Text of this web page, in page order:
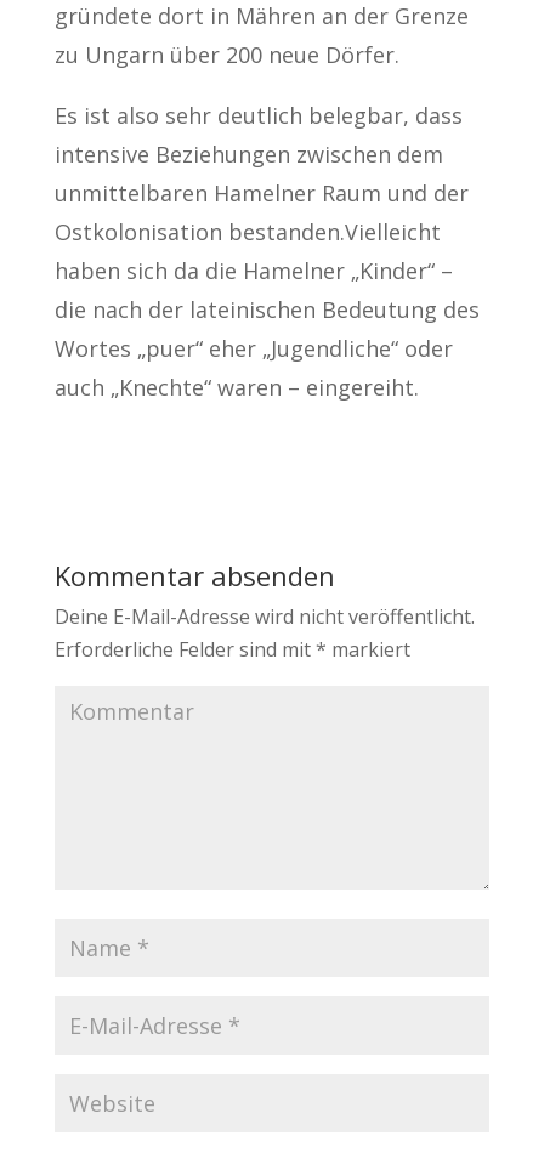
gründete dort in Mähren an der Grenze
zu Ungarn über 200 neue Dörfer.
Es ist also sehr deutlich belegbar, dass
intensive Beziehungen zwischen dem
unmittelbaren Hamelner Raum und der
Ostkolonisation bestanden.Vielleicht
haben sich da die Hamelner „Kinder“ –
die nach der lateinischen Bedeutung des
Wortes „puer“ eher „Jugendliche“ oder
auch „Knechte“ waren – eingereiht.
Kommentar absenden
Deine E-Mail-Adresse wird nicht veröffentlicht.
Erforderliche Felder sind mit* markiert